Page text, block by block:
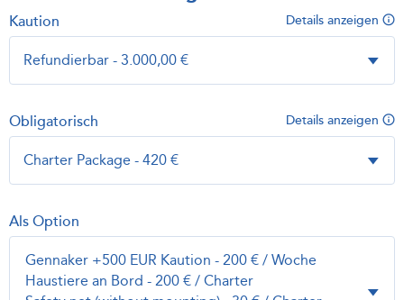
Details anzeigen
Kaution
Details anzeigen
Obligatorisch
Als Option